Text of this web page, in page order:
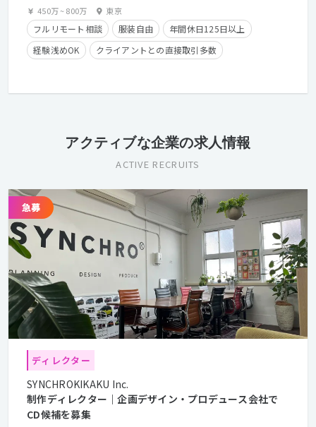
450万~800万 東京
フルリモート相談 服装自由
年間休日125日以上
経験浅めOK
クライアントとの直接取引多数
アクティブな企業の求人情報
ACTIVE RECRUITS
ディレクター
SYNCHROKIKAKU Inc.
制作ディレクター｜企画デザイン・プロデュース会社で
CD候補を募集